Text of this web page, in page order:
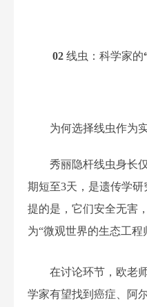
02 线虫： 科学家的
为何选择线虫作为
秀丽隐杆线虫身长仅
期短至3天， 是遗传学研
提的是，它们安全无害
为“微观世界的生态工程
在讨论环节，欧老
学家有望找到癌症、阿